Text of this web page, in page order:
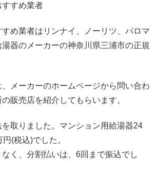
め業者はリンナイ、ノーリツ、パロマ
器のメーカーの神奈川県三浦市の正規
メーカーのホームページから問い合わ
販売店を紹介してもらいます。
取りました。マンション用給湯器24
(税込)でした。
く、分割払いは、6回まで振込でし